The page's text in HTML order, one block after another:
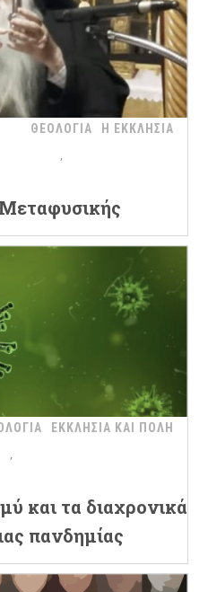
ΘΕΟΛΟΓΙΑ Η ΕΚΚΛΗΣΙΑ
ΕΚΚΛΗΣΙΑ ΚΑΙ ΠΟΛΗ
και τα διαχρονικά
πανδημίας